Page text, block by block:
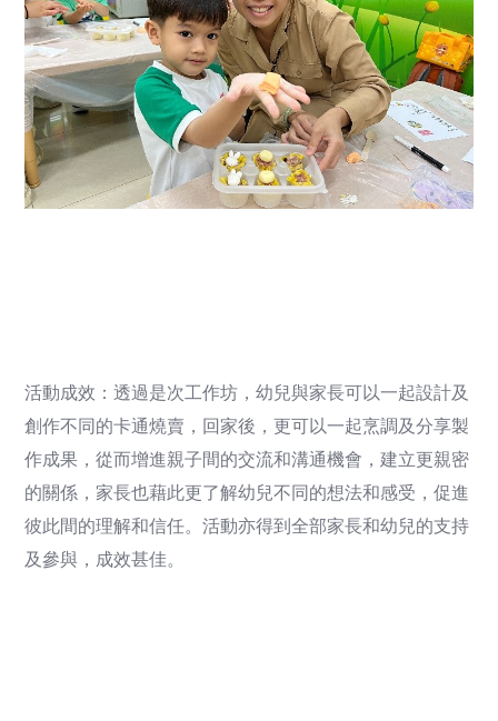
活動成效：透過是次工作坊，幼兒與家長可以一起設計及
創作不同的卡通燒賣，回家後，更可以一起烹調及分享製
作成果，從而增進親子間的交流和溝通機會，建立更親密
的關係，家長也藉此更了解幼兒不同的想法和感受，促進
彼此間的理解和信任。活動亦得到全部家長和幼兒的支持
及參與，成效甚佳。